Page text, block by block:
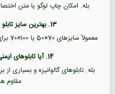
بله. امکان چاپ لوگو یا متن
13. بهترین سایز تابلو برای سوله چیست؟
معمولاً سایزهای 70×50 یا 100×70 برای سوله و کارخانه مناسب‌تر هستند.
14. آیا تابلوهای ایمنی ضد آب هستند؟
بله. تابلوهای گالوانیزه و بسیاری
مقاوم